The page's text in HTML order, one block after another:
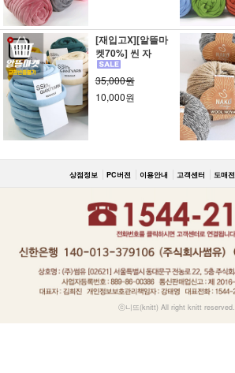
[재입고X][알뜰마
켓70%] 씬 자
35,000원
10,000원
상점정보 PC버전 이용안내 고객센터 도매
ⓒ니뜨(knitt) All right knitt reserved.